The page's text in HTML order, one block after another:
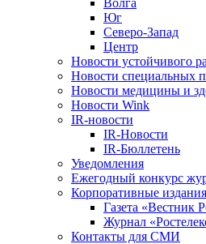
Юг
Северо-Запад
Центр
Новости устойчивого
Новости специальных
Новости медицины и
Новости Wink
IR-новости
IR-Новости
IR-Бюллетень
Уведомления
Ежегодный конкурс
Корпоративные издания
Газета «Вестник
Журнал
Контакты для СМИ